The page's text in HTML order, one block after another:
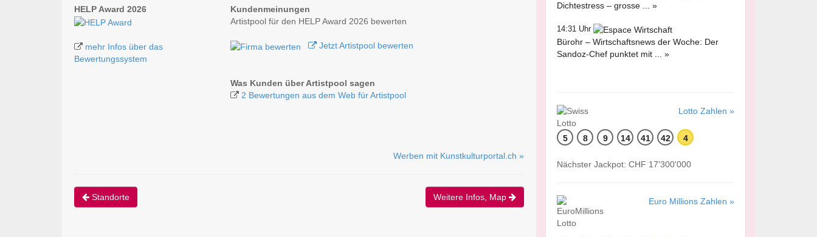
HELP Award 2026
mehr Infos über das
Bewertungssystem
Kundenmeinungen
Artistpool für den HELP Award 2026 bewerten
Jetzt Artistpool bewerten
Was Kunden über Artistpool sagen
2 Bewertungen aus dem Web für Artistpool
Werben mit Kunstkulturportal.ch »
Standorte Weitere Infos, Map
Dichtestress – grosse ... »
14:31 Uhr
Bürohr – Wirtschaftsnews der Woche: Der
Sandoz-Chef punktet mit ... »
Lotto Zahlen »
5 8 9 14 41 42 4
Nächster Jackpot: CHF 17'300'000
Euro Millions Zahlen »